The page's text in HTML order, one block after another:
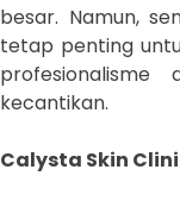
besar. Namun,
tetap penting
profesionalisme
kecantikan.
Calysta Skin